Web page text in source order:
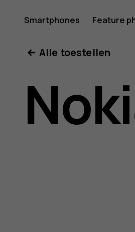
voor
Smartphones Feature
Alle toestellen